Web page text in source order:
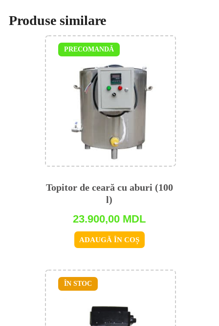
Produse similare
Topitor de ceară cu aburi (100
l)
23.900,00 MDL
ADAUGĂ ÎN COȘ
PRECOMANDĂ
ÎN STOC